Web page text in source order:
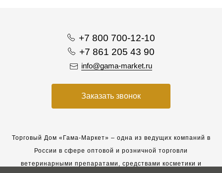
+7 800 700-12-10
+7 861 205 43 90
info@gama-market.ru
Заказать звонок
Торговый Дом «Гама-Маркет» – одна из ведущих компаний в
России в сфере оптовой и розничной торговли
ветеринарными препаратами, средствами косметики и